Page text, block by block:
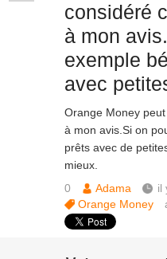
considéré
à mon
exemple
avec
Orange Money
à mon avis.Si on
prêts avec de
mieux.
0
Adama
il
Orange Money